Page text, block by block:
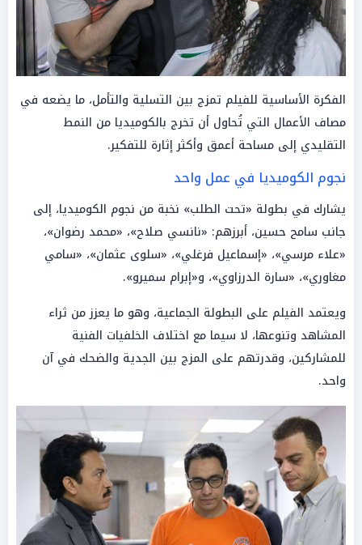
الفكرة الأساسية للفيلم تمزج بين التسلية والتأمل، ما يضعه في
مصاف الأعمال التي تُحاول أن تخرج بالكوميديا من النمط
التقليدي إلى مساحة أعمق وأكثر إثارة للتفكير.
نجوم الكوميديا في عمل واحد
يشارك في بطولة «تحت الطلب» نخبة من نجوم الكوميديا، إلى
جانب سامح حسين، أبرزهم: «نانسي صلاح»، «محمد رضوان»،
«علاء مرسي»، «إسماعيل فرغلي»، «سلوى عثمان»، «سامي
مغاوري»، «سارة الدرزاوي»، و«إبرام سميرو».
ويعتمد الفيلم على البطولة الجماعية، وهو ما يعزز من ثراء
المشاهد وتنوعها، لا سيما مع اختلاف الخلفيات الفنية
للمشاركين، وقدرتهم على المزج بين الجدية والضحك في آن
واحد.